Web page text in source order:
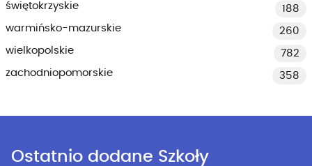
świętokrzyskie
188
warmińsko-mazurskie
260
wielkopolskie
782
zachodniopomorskie
358
Ostatnio dodane Szkoły